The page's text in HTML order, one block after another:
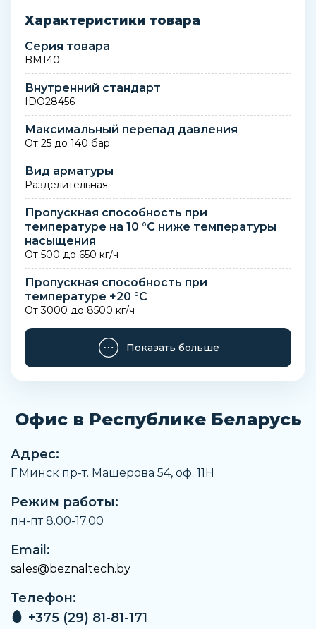
Характеристики товара
Серия товара
BM140
Внутренний стандарт
IDO28456
Максимальный перепад давления
От 25 до 140 бар
Вид арматуры
Разделительная
Пропускная способность при
температуре на 10 °C ниже температуры
насыщения
От 500 до 650 кг/ч
Пропускная способность при
температуре +20 °C
От 3000 до 8500 кг/ч
Тип присоединения к трубопроводу
Муфовая арматура
Длина
Ширина
Высота
120 мм
Положение установки
Любое, рекомендуется горизонтальное
Установочная длина
6,3 кг
Показать больше
Офис в Республике Беларусь
Адрес:
Г.Минск пр-т. Машерова 54, оф. 11H
Режим работы:
пн-пт 8.00-17.00
Email:
sales@beznaltech.by
Телефон:
+375 (29) 81-81-171